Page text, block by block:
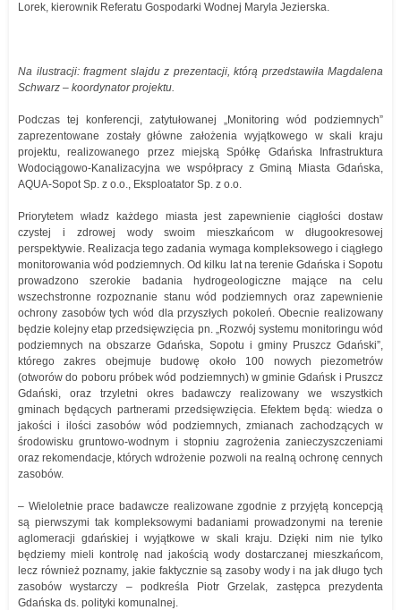
Lorek, kierownik Referatu Gospodarki Wodnej Maryla Jezierska.
Na ilustracji: fragment slajdu z prezentacji, którą przedstawiła Magdalena
Schwarz – koordynator projektu.
Podczas tej konferencji, zatytułowanej „Monitoring wód podziemnych”
zaprezentowane zostały główne założenia wyjątkowego w skali kraju
projektu, realizowanego przez miejską Spółkę Gdańska Infrastruktura
Wodociągowo-Kanalizacyjna we współpracy z Gminą Miasta Gdańska,
AQUA-Sopot Sp. z o.o., Eksploatator Sp. z o.o.
Priorytetem władz każdego miasta jest zapewnienie ciągłości dostaw
czystej i zdrowej wody swoim mieszkańcom w długookresowej
perspektywie. Realizacja tego zadania wymaga kompleksowego i ciągłego
monitorowania wód podziemnych. Od kilku lat na terenie Gdańska i Sopotu
prowadzono szerokie badania hydrogeologiczne mające na celu
wszechstronne rozpoznanie stanu wód podziemnych oraz zapewnienie
ochrony zasobów tych wód dla przyszłych pokoleń. Obecnie realizowany
będzie kolejny etap przedsięwzięcia pn. „Rozwój systemu monitoringu wód
podziemnych na obszarze Gdańska, Sopotu i gminy Pruszcz Gdański”,
którego zakres obejmuje budowę około 100 nowych piezometrów
(otworów do poboru próbek wód podziemnych) w gminie Gdańsk i Pruszcz
Gdański, oraz trzyletni okres badawczy realizowany we wszystkich
gminach będących partnerami przedsięwzięcia. Efektem będą: wiedza o
jakości i ilości zasobów wód podziemnych, zmianach zachodzących w
środowisku gruntowo-wodnym i stopniu zagrożenia zanieczyszczeniami
oraz rekomendacje, których wdrożenie pozwoli na realną ochronę cennych
zasobów.
– Wieloletnie prace badawcze realizowane zgodnie z przyjętą koncepcją
są pierwszymi tak kompleksowymi badaniami prowadzonymi na terenie
aglomeracji gdańskiej i wyjątkowe w skali kraju. Dzięki nim nie tylko
będziemy mieli kontrolę nad jakością wody dostarczanej mieszkańcom,
lecz również poznamy, jakie faktycznie są zasoby wody i na jak długo tych
zasobów wystarczy – podkreśla Piotr Grzelak, zastępca prezydenta
Gdańska ds. polityki komunalnej.